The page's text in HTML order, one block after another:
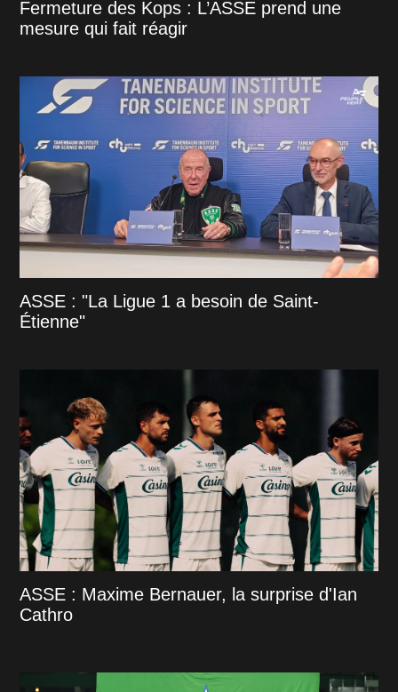
Fermeture des Kops : L’ASSE prend une
mesure qui fait réagir
ASSE : "La Ligue 1 a besoin de Saint-
Étienne"
ASSE : Maxime Bernauer, la surprise d'Ian
Cathro